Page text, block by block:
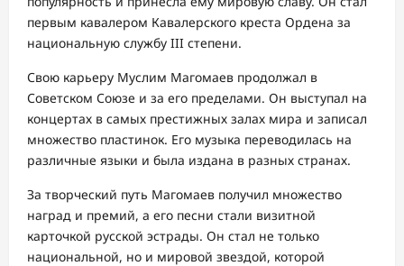
первым кавалером Кавалерского креста Ордена за
национальную службу III степени.
Свою карьеру Муслим Магомаев продолжал в
Советском Союзе и за его пределами. Он выступал на
концертах в самых престижных залах мира и записал
множество пластинок. Его музыка переводилась на
различные языки и была издана в разных странах.
За творческий путь Магомаев получил множество
наград и премий, а его песни стали визитной
карточкой русской эстрады. Он стал не только
национальной, но и мировой звездой, которой